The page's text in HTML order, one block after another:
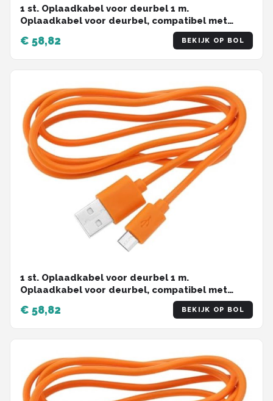
1 st. Oplaadkabel voor deurbel 1 m.
Oplaadkabel voor deurbel, compatibel met
Video Doorbell 2, 3, 3 Plus en 4 Doorbell Pro Plus,
oranje
€ 58,82 BEKIJK OP BOL
1 st. Oplaadkabel voor deurbel 1 m.
Oplaadkabel voor deurbel, compatibel met
Video Doorbell 2, 3, 3 Plus en 4 Doorbell Pro Plus,
oranje
€ 58,82 BEKIJK OP BOL